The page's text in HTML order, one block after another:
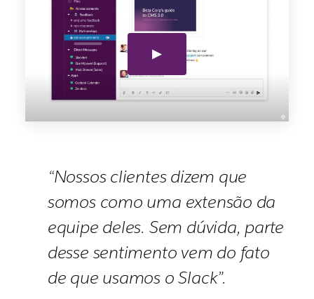
“Nossos clientes dizem que
somos como uma extensão da
equipe deles. Sem dúvida, parte
desse sentimento vem do fato
de que usamos o Slack”.